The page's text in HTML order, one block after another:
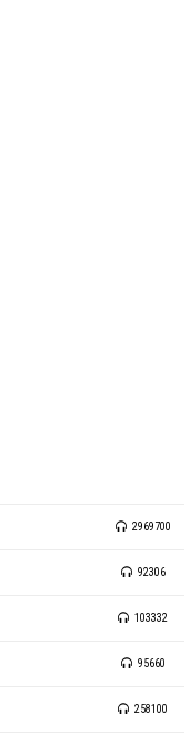
2969700
92306
103332
95660
258100